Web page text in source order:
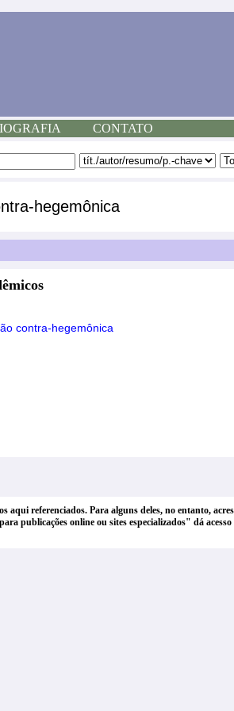
CONTATO
hegemônica
contra-hegemônica
aqui referenciados. Para alguns deles, no entanto,
publicações online ou sites especializados" dá